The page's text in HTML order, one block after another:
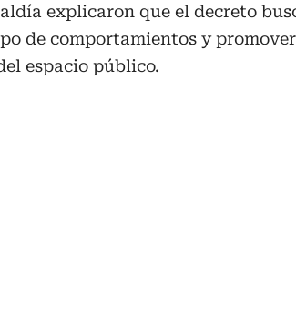
explicaron que el decreto
de comportamientos y
espacio público.